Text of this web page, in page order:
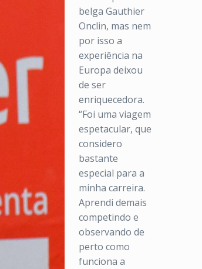
belga Gauthier
Onclin, mas nem
por isso a
experiência na
Europa deixou
de ser
enriquecedora.
“Foi uma viagem
espetacular, que
considero
bastante
especial para a
minha carreira.
Aprendi demais
competindo e
observando de
perto como
funciona a